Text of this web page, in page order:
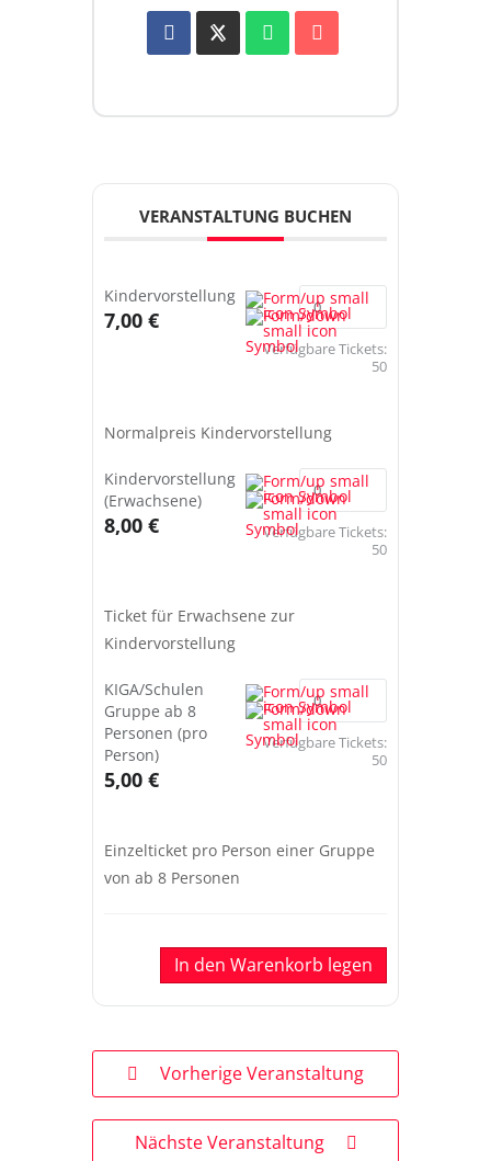
VERANSTALTUNG BUCHEN
Kindervorstellung
7,00 €
Verfügbare Tickets:
50
Normalpreis Kindervorstellung
Kindervorstellung
(Erwachsene)
8,00 €
Verfügbare Tickets:
50
Ticket für Erwachsene zur
Kindervorstellung
KIGA/Schulen
Gruppe ab 8
Personen (pro
Person)
5,00 €
Verfügbare Tickets:
50
Einzelticket pro Person einer Gruppe
von ab 8 Personen
In den Warenkorb legen
Vorherige Veranstaltung
Nächste Veranstaltung